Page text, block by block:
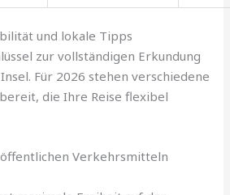
und lokale Tipps
zur vollständigen Erkundung
Für 2026 stehen verschiedene
die Ihre Reise flexibel
Verkehrsmitteln